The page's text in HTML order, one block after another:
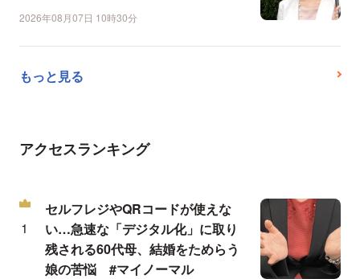
2026年08月07日 10時30分
もっと見る
アクセスランキング
セルフレジやQRコードが使えな
い…急速な「デジタル化」に取り
残される60代母、結婚をためらう
娘の苦悩 #マイノーマル